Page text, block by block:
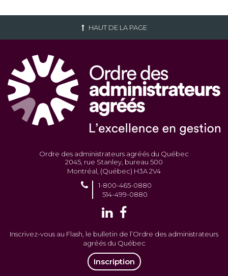
HAUT DE LA PAGE
Ordre des administrateurs agréés du Québec
2045, rue Stanley, bureau 500
Montréal, (Québec) H3A 2V4
1-800-465-0880
514-499-0880
Inscrivez-vous au Flash, le bulletin de l’Ordre des administrateurs
agréés du Québec
Inscription